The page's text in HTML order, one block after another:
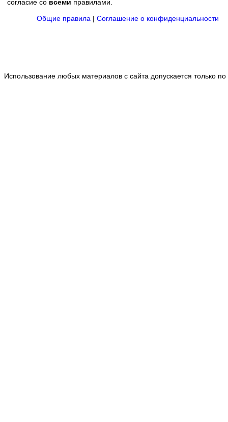
согласие со всеми правилами.
Общие правила | Соглашение о конфиденциальности
Использование любых материалов с сайта допускается только